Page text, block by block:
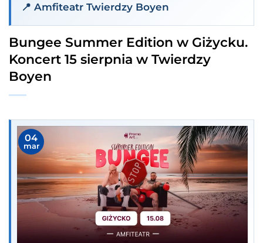
📍 Amfiteatr Twierdzy Boyen
Bungee Summer Edition w Giżycku.
Koncert 15 sierpnia w Twierdzy
Boyen
04
mar